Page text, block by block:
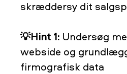
skræddersy dit
💡Hint 1: Undersøg
webside og
firmografisk data